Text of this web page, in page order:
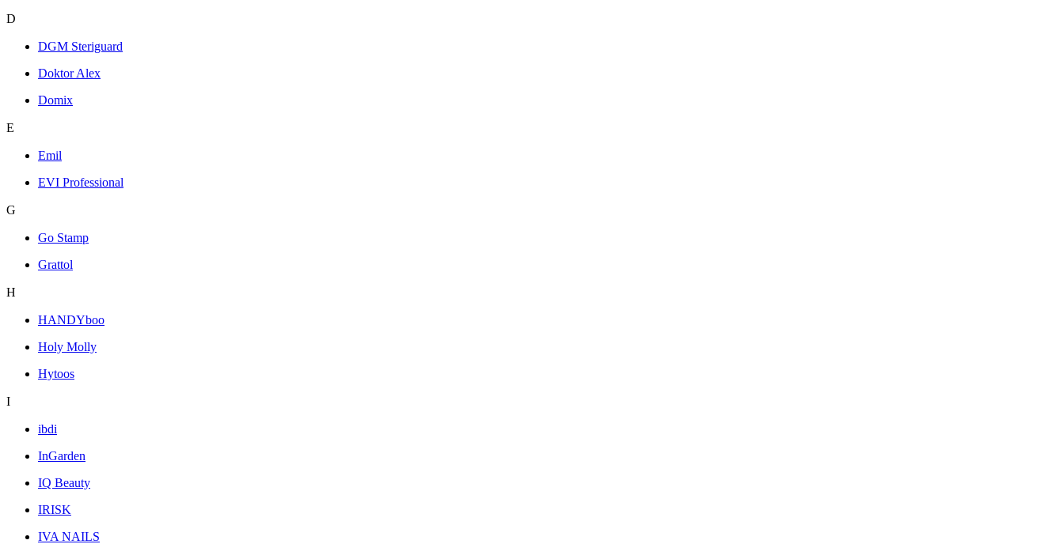
D
DGM Steriguard
Doktor Alex
Domix
E
Emil
EVI Professional
G
Go Stamp
Grattol
H
HANDYboo
Holy Molly
Hytoos
I
ibdi
InGarden
IQ Beauty
IRISK
IVA NAILS